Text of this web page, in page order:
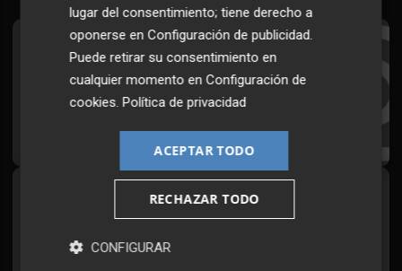
Suscríbete al Boletín
Todos los días a primera hora en tu email
¡Quiero suscribirme!
Síguenos en redes
lugar del consentimiento; tiene derecho a
oponerse enConfiguración de publicidad
Puede retirar su consentimiento en
cualquier momento enConfiguración de
cookies .Política de privacidad
ACEPTAR TODO
RECHAZAR TODO
CONFIGURAR